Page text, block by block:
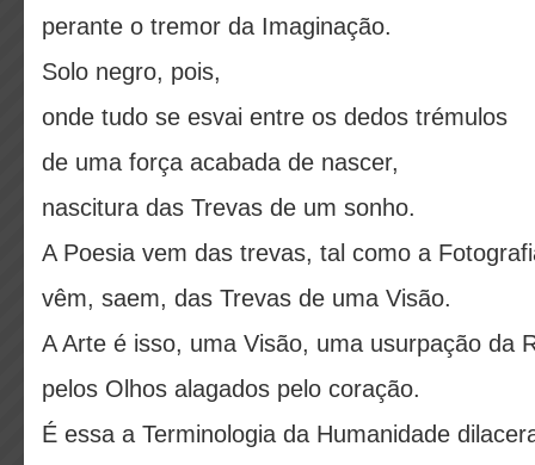
perante o tremor da Imaginação.
Solo negro, pois,
onde tudo se esvai entre os dedos trémulos
de uma força acabada de nascer,
nascitura das Trevas de um sonho.
A Poesia vem das trevas, tal como a
vêm, saem, das Trevas de uma Visão.
A Arte é isso, uma Visão, uma usurpação da
pelos Olhos alagados pelo coração.
É essa a Terminologia da Humanidade